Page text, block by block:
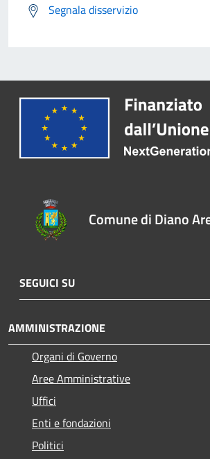
Segnala disservizio
Comune di Diano
SEGUICI SU
AMMINISTRAZIONE
Organi di Governo
Aree Amministrative
Uffici
Enti e fondazioni
Politici